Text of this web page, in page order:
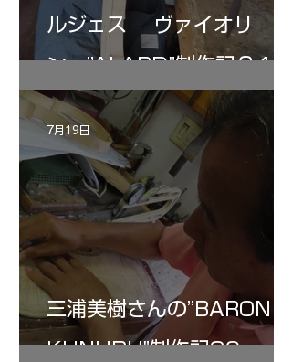
ルジェス ヴァイオリ
ン ”ALARD"制作記３4
三浦美樹さんの”BARON・
KUNUPU"制作記30
7月19日